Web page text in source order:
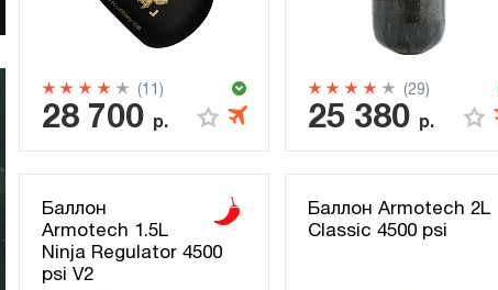
(11)
28 700 р.
(29)
25 380 р.
Баллон
Armotech 1.5L
Ninja Regulator 4500
psi V2
Баллон Armotech 2L
Classic 4500 psi